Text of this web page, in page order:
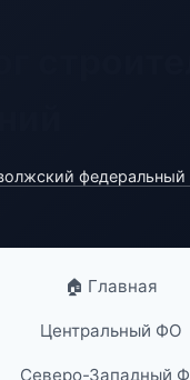
федеральный
🏠 Главная
Центральный ФО
Северо-Западный